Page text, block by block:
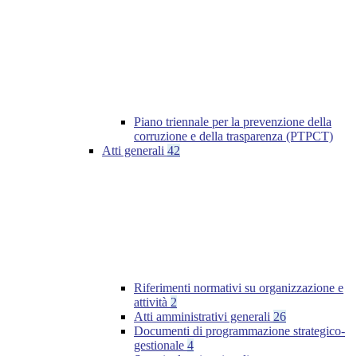
Piano triennale per la prevenzione della
corruzione e della trasparenza (PTPCT)
Atti generali 42
Riferimenti normativi su organizzazione e
attività 2
Atti amministrativi generali 26
Documenti di programmazione strategico-
gestionale 4